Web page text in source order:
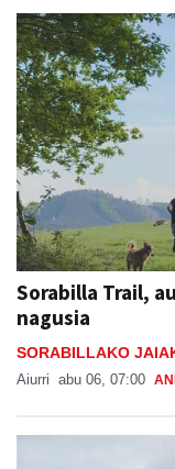
Sorabilla Trail,
nagusia
SORABILLAKO
Aiurri abu 06, 07:00